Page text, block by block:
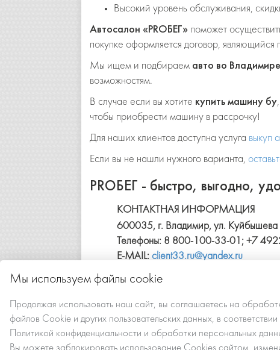
Высокий уровень обслуживания,
Автосалон «PROБЕГ» поможет
покупке оформляется договор, являющийся
Мы ищем и подбираем авто во
возможностям.
В случае если вы хотите купить машину бу
чтобы приобрести машину в рассрочку!
Для наших клиентов доступна услуга выкуп
Если вы не нашли нужного варианта,
PROБЕГ - быстро, выгодно,
КОНТАКТНАЯ ИНФОРМАЦИЯ
600035, г. Владимир, ул.
Телефоны: 8 800-100-33-01; +7
E-MAIL: client33.ru@yandex.ru
Мы используем файлы cookie
Продолжая использовать наш сайт, вы соглашаетесь на
файлов Сookie и других пользовательских данных, в соответствии
Политикой конфиденциальности и обработки персональных